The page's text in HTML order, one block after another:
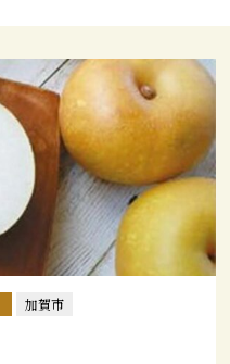
加賀市